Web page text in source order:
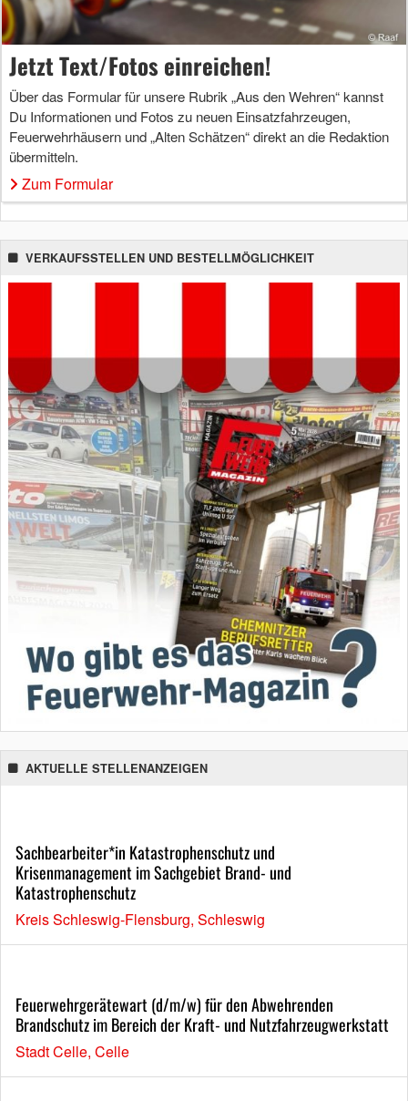
Jetzt Text/Fotos einreichen!
Über das Formular für unsere Rubrik „Aus den Wehren“ kannst
Du Informationen und Fotos zu neuen Einsatzfahrzeugen,
Feuerwehrhäusern und „Alten Schätzen“ direkt an die Redaktion
übermitteln.
Zum Formular
VERKAUFSSTELLEN UND BESTELLMÖGLICHKEIT
AKTUELLE STELLENANZEIGEN
Sachbearbeiter*in Katastrophenschutz und
Krisenmanagement im Sachgebiet Brand- und
Katastrophenschutz
Kreis Schleswig-Flensburg, Schleswig
Feuerwehrgerätewart (d/m/w) für den Abwehrenden
Brandschutz im Bereich der Kraft- und Nutzfahrzeugwerkstatt
Stadt Celle, Celle